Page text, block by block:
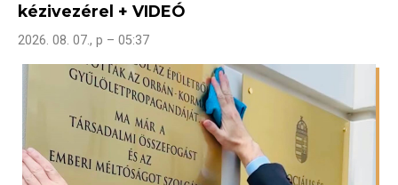
kézivezérel + VIDEÓ
2026. 08. 07., p – 05:37